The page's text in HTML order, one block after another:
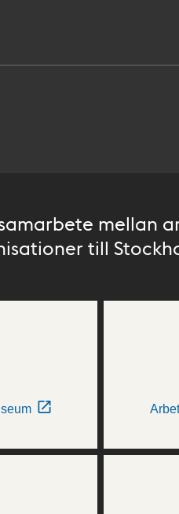
mellan
till